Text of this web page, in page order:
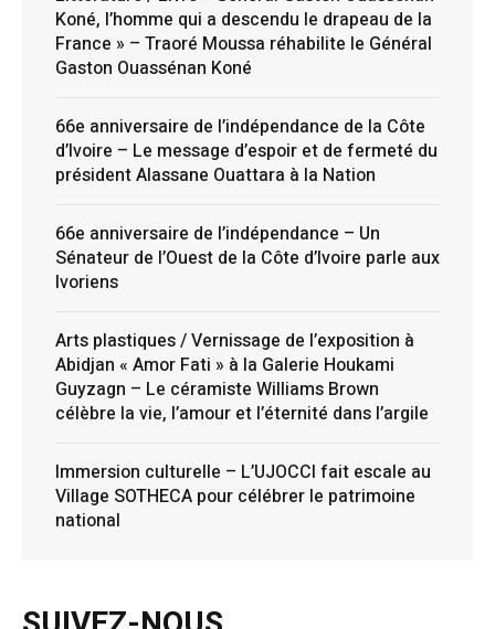
Koné, l’homme qui a descendu le drapeau de la
France » – Traoré Moussa réhabilite le Général
Gaston Ouassénan Koné
66e anniversaire de l’indépendance de la Côte
d’Ivoire – Le message d’espoir et de fermeté du
président Alassane Ouattara à la Nation
66e anniversaire de l’indépendance – Un
Sénateur de l’Ouest de la Côte d’Ivoire parle aux
Ivoriens
Arts plastiques / Vernissage de l’exposition à
Abidjan « Amor Fati » à la Galerie Houkami
Guyzagn – Le céramiste Williams Brown
célèbre la vie, l’amour et l’éternité dans l’argile
Immersion culturelle – L’UJOCCI fait escale au
Village SOTHECA pour célébrer le patrimoine
national